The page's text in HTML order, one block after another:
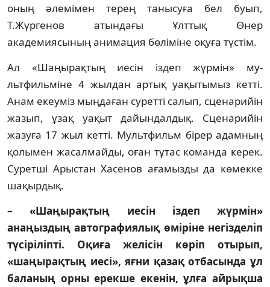
оның әлемімен терең та­ны­суға бел буып,
Т.Жүргенов атындағы Ұлт­тық Өнер
академиясының анимация бө­лі­міне оқуға түстім.
Ал «Шаңырақтың иесін іздеп жүрмін» му­
льтфильміне 4 жылдан артық уақы­ты­мыз кетті.
Анам екеуміз мыңдаған суретті са­лып, сценарийін
жазып, ұзақ уақыт дайын­далдық. Сценарийін
жазуға 17 жыл кетті. Мультфильм бірер адамның
қолы­мен жасалмайды, оған тұтас команда ке­рек.
Суретші Арыстан Хасенов ағамыз­ды да көмекке
шақырдық.
– «Шаңырақтың иесін іздеп жүр­мін»
анаңыздың автографиялық өмі­ріне негізделіп
түсіріліпті. Оқиға же­лісін көріп отырып,
«шаңырақтың ие­сі», яғни қазақ отбасында ұл
бала­ның орны ерекше екенін, ұлға ай­рық­ша